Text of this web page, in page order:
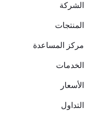
الشركة
المنتجات
مركز المساعدة
الخدمات
الأسعار
التداول